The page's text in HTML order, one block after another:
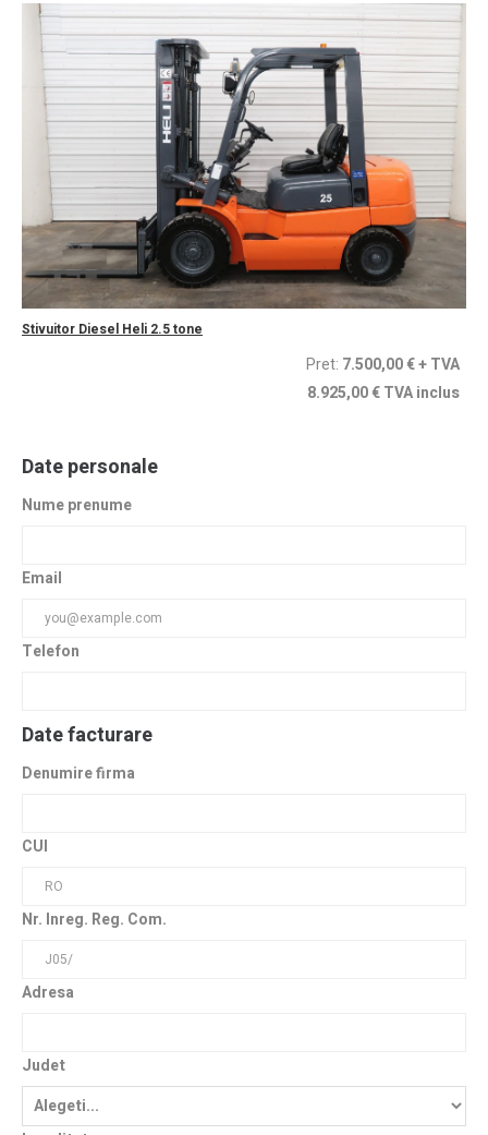
Stivuitor Diesel Heli 2.5 tone
Pret: 7.500,00 €+ TVA
8.925,00 € TVA inclus
Date personale
Nume prenume
Email
Telefon
Date facturare
Denumire firma
CUI
Nr. Inreg. Reg. Com.
Adresa
Judet